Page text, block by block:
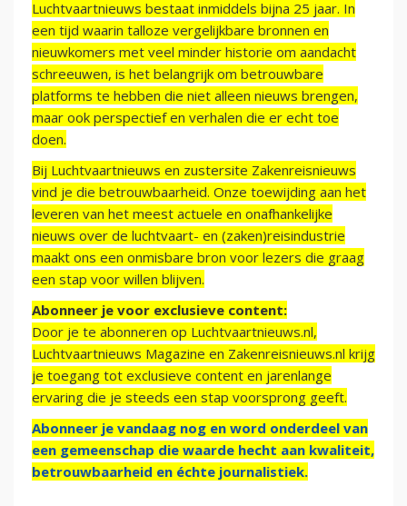
Luchtvaartnieuws bestaat inmiddels bijna 25 jaar. In
een tijd waarin talloze vergelijkbare bronnen en
nieuwkomers met veel minder historie om aandacht
schreeuwen, is het belangrijk om betrouwbare
platforms te hebben die niet alleen nieuws brengen,
maar ook perspectief en verhalen die er echt toe
doen.
Bij Luchtvaartnieuws en zustersite Zakenreisnieuws
vind je die betrouwbaarheid. Onze toewijding aan het
leveren van het meest actuele en onafhankelijke
nieuws over de luchtvaart- en (zaken)reisindustrie
maakt ons een onmisbare bron voor lezers die graag
een stap voor willen blijven.
Abonneer je voor exclusieve content:
Door je te abonneren op Luchtvaartnieuws.nl,
Luchtvaartnieuws Magazine en Zakenreisnieuws.nl krijg
je toegang tot exclusieve content en jarenlange
ervaring die je steeds een stap voorsprong geeft.
Abonneer je vandaag nog en word onderdeel van
een gemeenschap die waarde hecht aan kwaliteit,
betrouwbaarheid en échte journalistiek.